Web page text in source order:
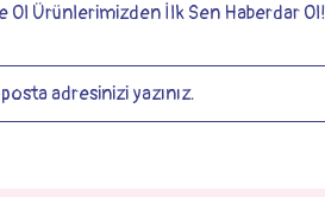
Ol Ürünlerimizden İlk Sen Haberdar Ol!